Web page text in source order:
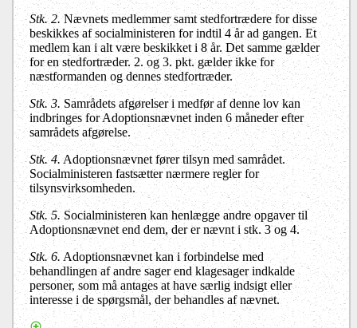
Stk. 2. Nævnets medlemmer samt stedfortrædere for disse
beskikkes afsocialministerenfor indtil 4 år ad gangen. Et
medlem kan i alt være beskikket i 8 år. Det samme gælder
for en stedfortræder. 2. og 3. pkt. gælder ikke for
næstformanden og dennes stedfortræder.
Stk. 3. Samrådets afgørelser i medfør af denne lov kan
indbringes for Adoptionsnævnet inden 6 måneder efter
samrådets afgørelse.
Stk. 4. Adoptionsnævnet fører tilsyn med samrådet.
Socialministeren fastsætter nærmere regler for
tilsynsvirksomheden.
Stk. 5. Socialministerenkan henlægge andre opgaver til
Adoptionsnævnet end dem, der er nævnt i stk. 3 og 4.
Stk. 6. Adoptionsnævnet kan i forbindelse med
behandlingen af andre sager end klagesager indkalde
personer, som må antages at have særlig indsigt eller
interesse i de spørgsmål, der behandles af nævnet.